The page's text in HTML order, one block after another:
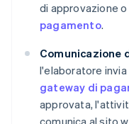
di approvazione
pagamento.
Comunicazione
l'elaboratore
gateway di
approvata,